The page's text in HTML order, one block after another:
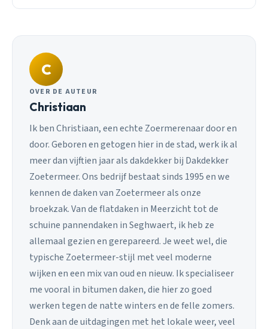
C
OVER DE AUTEUR
Christiaan
Ik ben Christiaan, een echte Zoermerenaar door en
door. Geboren en getogen hier in de stad, werk ik al
meer dan vijftien jaar als dakdekker bij Dakdekker
Zoetermeer. Ons bedrijf bestaat sinds 1995 en we
kennen de daken van Zoetermeer als onze
broekzak. Van de flatdaken in Meerzicht tot de
schuine pannendaken in Seghwaert, ik heb ze
allemaal gezien en gerepareerd. Je weet wel, die
typische Zoetermeer-stijl met veel moderne
wijken en een mix van oud en nieuw. Ik specialiseer
me vooral in bitumen daken, die hier zo goed
werken tegen de natte winters en de felle zomers.
Denk aan de uitdagingen met het lokale weer, veel